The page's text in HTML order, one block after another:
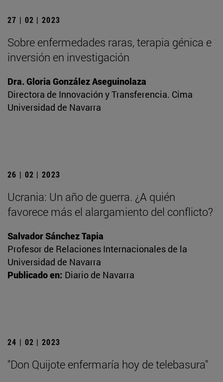
27 | 02 | 2023
Sobre enfermedades raras, terapia génica e
inversión en investigación
Dra. Gloria González Aseguinolaza
Directora de Innovación y Transferencia. Cima
Universidad de Navarra
26 | 02 | 2023
Ucrania: Un año de guerra. ¿A quién
favorece más el alargamiento del conflicto?
Salvador Sánchez Tapia
Profesor de Relaciones Internacionales de la
Universidad de Navarra
Publicado en: Diario de Navarra
24 | 02 | 2023
"Don Quijote enfermaría hoy de telebasura"